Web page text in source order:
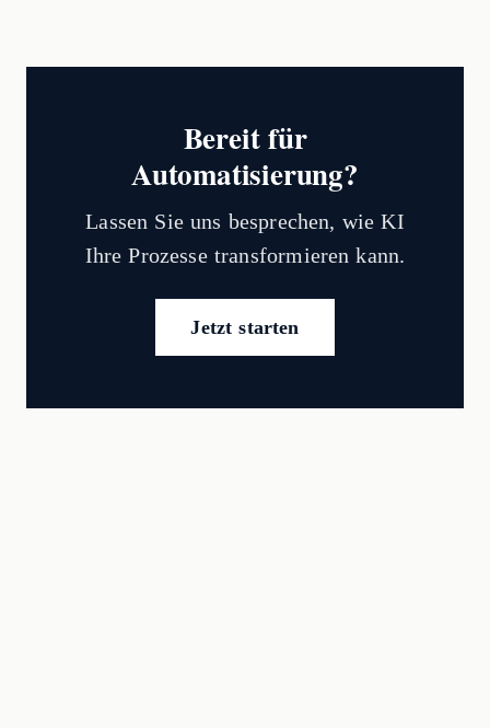
Bereit für
Automatisierung?
Lassen Sie uns besprechen, wie KI
Ihre Prozesse transformieren kann.
Jetzt starten